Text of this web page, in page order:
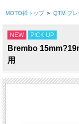
MOTO禅トップ > QTM ブレ
NEW PICK UP
Brembo
用